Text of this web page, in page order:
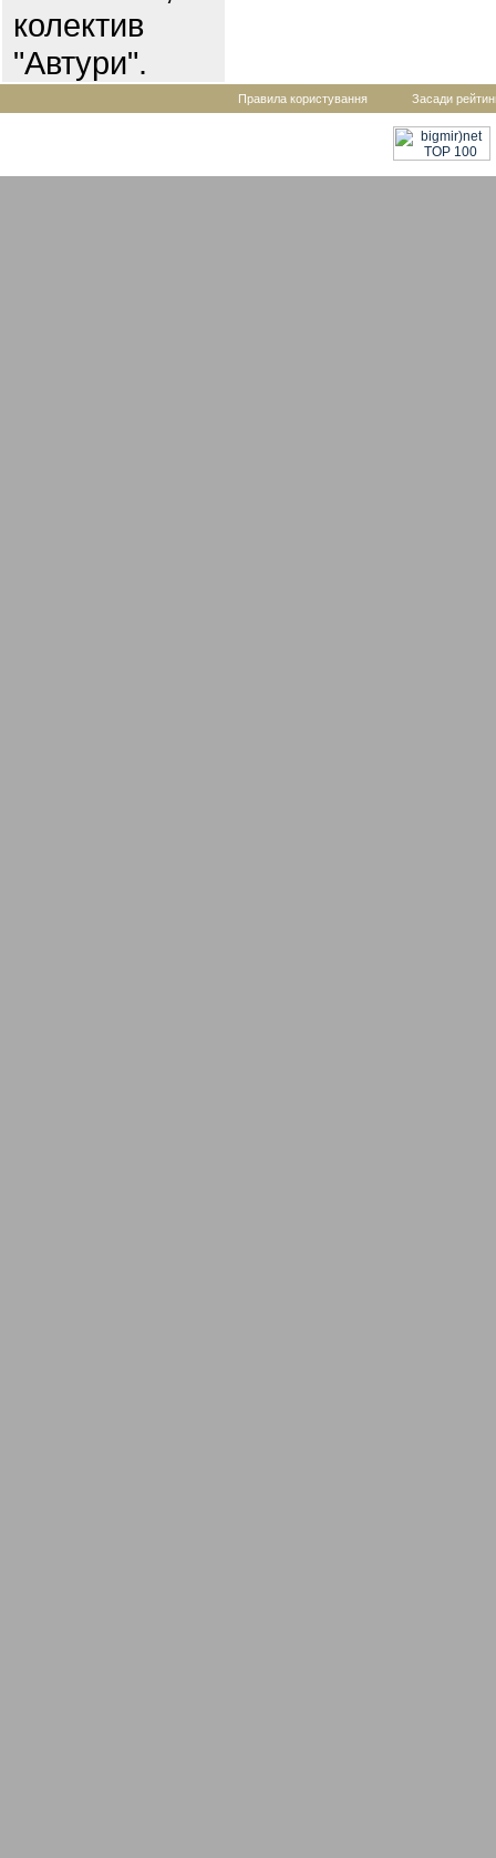
колектив
"Автури".
Правила користування Засади